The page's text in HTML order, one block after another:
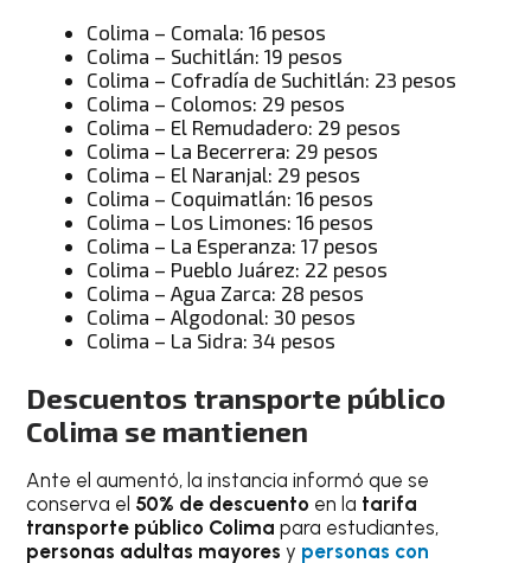
Colima – Comala: 16 pesos
Colima – Suchitlán: 19 pesos
Colima – Cofradía de Suchitlán: 23 pesos
Colima – Colomos: 29 pesos
Colima – El Remudadero: 29 pesos
Colima – La Becerrera: 29 pesos
Colima – El Naranjal: 29 pesos
Colima – Coquimatlán: 16 pesos
Colima – Los Limones: 16 pesos
Colima – La Esperanza: 17 pesos
Colima – Pueblo Juárez: 22 pesos
Colima – Agua Zarca: 28 pesos
Colima – Algodonal: 30 pesos
Colima – La Sidra: 34 pesos
Descuentos transporte público
Colima se mantienen
Ante el aumentó, la instancia informó que se
conserva el 50% de descuento en la tarifa
transporte público Colima para estudiantes,
personas adultas mayoresy personas con